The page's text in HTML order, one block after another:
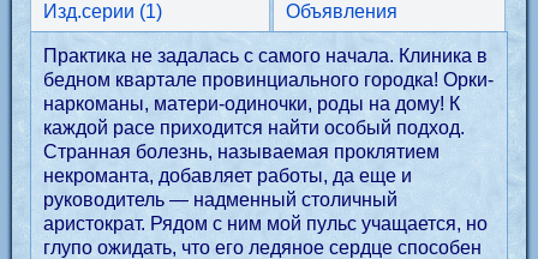
Изд.серии (1)
Объявления
Практика не задалась с самого начала. Клиника в
бедном квартале провинциального городка! Орки-
наркоманы, матери-одиночки, роды на дому! К
каждой расе приходится найти особый подход.
Странная болезнь, называемая проклятием
некроманта, добавляет работы, да еще и
руководитель — надменный столичный
аристократ. Рядом с ним мой пульс учащается, но
глупо ожидать, что его ледяное сердце способен